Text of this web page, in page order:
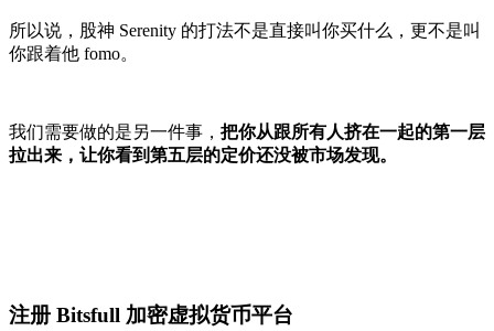
所以说，股神 Serenity 的打法不是直接叫你买什么，更不是叫
你跟着他 fomo。
我们需要做的是另一件事， 把你从跟所有人挤在一起的第一层
拉出来，让你看到第五层的定价还没被市场发现。
注册 Bitsfull 加密虚拟货币平台